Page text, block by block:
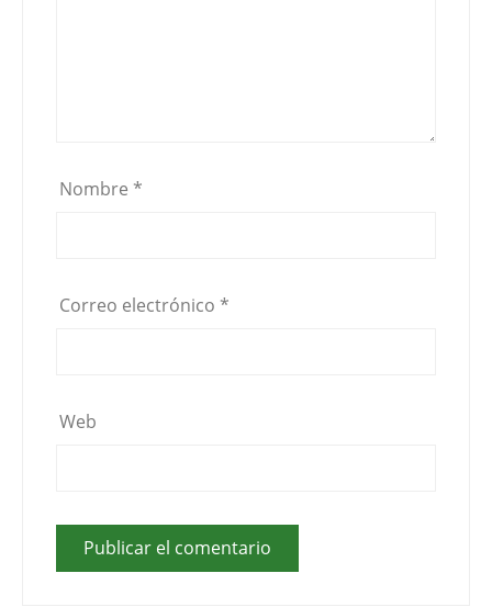
Nombre *
Correo electrónico *
Web